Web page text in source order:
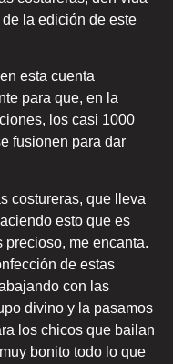
la edición de este
esta cuenta
para que, en la
los casi 1000
fusionen para dar
costureras, que lleva
esto que es
precioso, me encanta.
de estas
con las
divino y la pasamos
los chicos que bailan
bonito todo lo que